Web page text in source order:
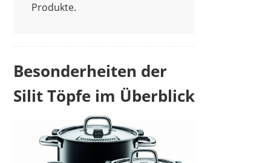
SILIT
22,99 €
Produkte.
Besonderheiten der
Silit Töpfe im Überblick